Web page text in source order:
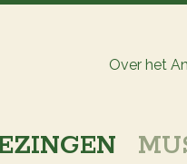
Over het